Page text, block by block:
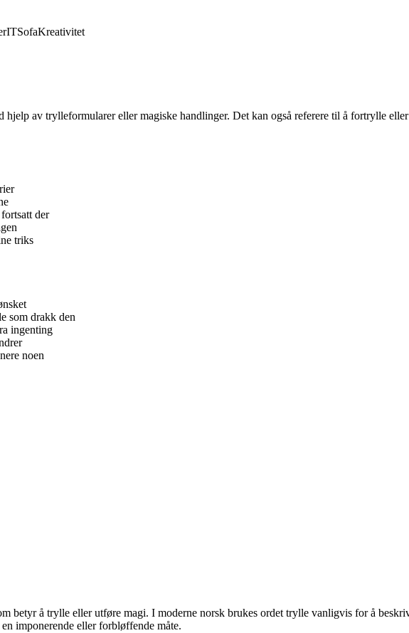
ITSofaKreativitet
av trylleformularer eller magiske handlinger. Det kan også referere til å fortrylle
der
triks
som drakk den
ingenting
noen
betyr å trylle eller utføre magi. I moderne norsk brukes ordet trylle vanligvis for å
imponerende eller forbløffende måte.